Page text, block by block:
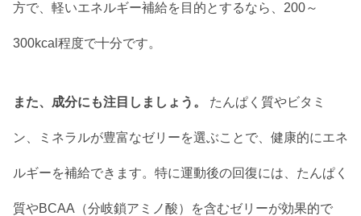
方で、軽いエネルギー補給を目的とするなら、200～
300kcal程度で十分です。
また、成分にも注目しましょう。 たんぱく質やビタミ
ン、ミネラルが豊富なゼリーを選ぶことで、健康的にエネ
ルギーを補給できます。特に運動後の回復には、たんぱく
質やBCAA（分岐鎖アミノ酸）を含むゼリーが効果的で